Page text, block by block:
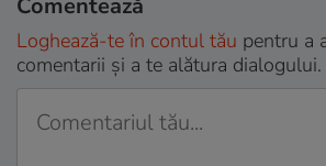
Comentează
Loghează-te în contul tău pentru a
comentarii și a te alătura dialogului.